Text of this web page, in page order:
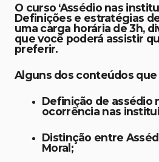
O curso ‘Assédio nas
Definições e estratégias
uma carga horária de 3h,
que você poderá assistir
preferir.
Alguns dos conteúdos
Definição de assédio
ocorrência nas
Distinção entre
Moral;